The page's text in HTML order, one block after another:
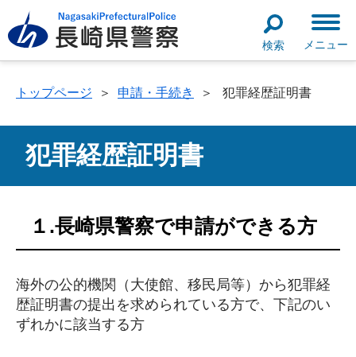
検索 メニュー
トップページ ＞ 申請・手続き ＞ 犯罪経歴証明書
犯罪経歴証明書
１.長崎県警察で申請ができる方
海外の公的機関（大使館、移民局等）から犯罪経
歴証明書の提出を求められている方で、下記のい
ずれかに該当する方